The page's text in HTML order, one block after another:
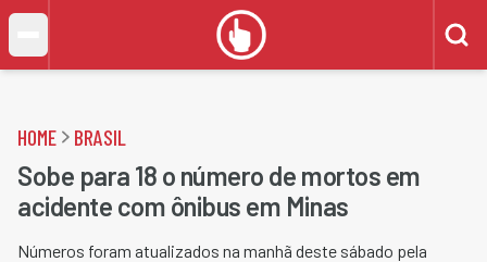
HOME BRASIL
Sobe para 18 o número de mortos em
acidente com ônibus em Minas
Números foram atualizados na manhã deste sábado pela